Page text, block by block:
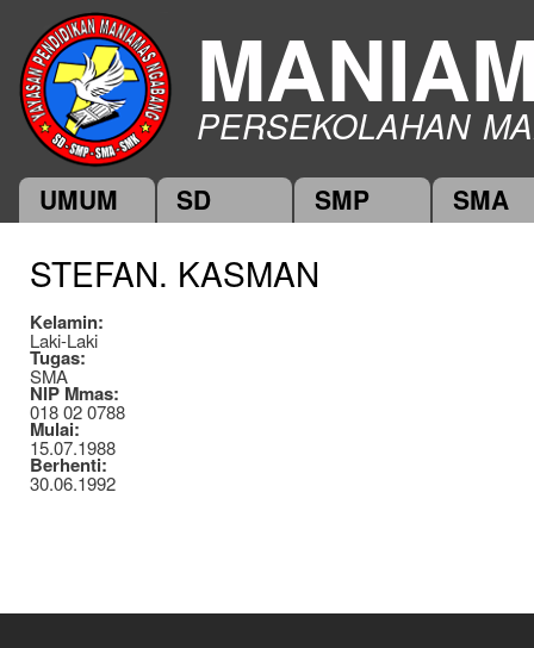
PERSEKOLAHAN
Main menu
UMUM SD SMP SMA
STEFAN. KASMAN
Kelamin:
Laki-Laki
Tugas:
SMA
NIP Mmas:
018 02 0788
Mulai:
15.07.1988
Berhenti:
30.06.1992